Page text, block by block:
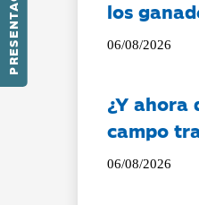
los
06/08/2026
¿Y ahora
campo
06/08/2026